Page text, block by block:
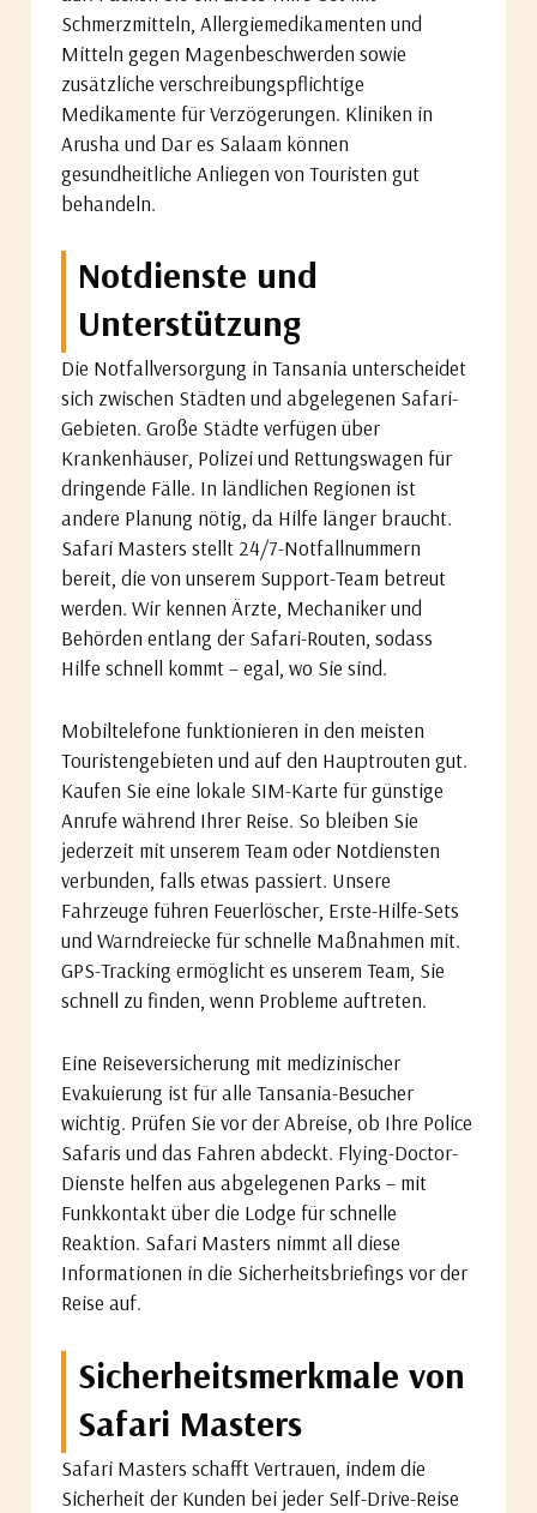
Schmerzmitteln, Allergiemedikamenten und
Mitteln gegen Magenbeschwerden sowie
zusätzliche verschreibungspflichtige
Medikamente für Verzögerungen. Kliniken in
Arusha und Dar es Salaam können
gesundheitliche Anliegen von Touristen gut
behandeln.
Notdienste und
Unterstützung
Die Notfallversorgung in Tansania unterscheidet
sich zwischen Städten und abgelegenen Safari-
Gebieten. Große Städte verfügen über
Krankenhäuser, Polizei und Rettungswagen für
dringende Fälle. In ländlichen Regionen ist
andere Planung nötig, da Hilfe länger braucht.
Safari Masters stellt 24/7-Notfallnummern
bereit, die von unserem Support-Team betreut
werden. Wir kennen Ärzte, Mechaniker und
Behörden entlang der Safari-Routen, sodass
Hilfe schnell kommt – egal, wo Sie sind.
Mobiltelefone funktionieren in den meisten
Touristengebieten und auf den Hauptrouten gut.
Kaufen Sie eine lokale SIM-Karte für günstige
Anrufe während Ihrer Reise. So bleiben Sie
jederzeit mit unserem Team oder Notdiensten
verbunden, falls etwas passiert. Unsere
Fahrzeuge führen Feuerlöscher, Erste-Hilfe-Sets
und Warndreiecke für schnelle Maßnahmen mit.
GPS-Tracking ermöglicht es unserem Team, Sie
schnell zu finden, wenn Probleme auftreten.
Eine Reiseversicherung mit medizinischer
Evakuierung ist für alle Tansania-Besucher
wichtig. Prüfen Sie vor der Abreise, ob Ihre Police
Safaris und das Fahren abdeckt. Flying-Doctor-
Dienste helfen aus abgelegenen Parks – mit
Funkkontakt über die Lodge für schnelle
Reaktion. Safari Masters nimmt all diese
Informationen in die Sicherheitsbriefings vor der
Reise auf.
Sicherheitsmerkmale von
Safari Masters
Safari Masters schafft Vertrauen, indem die
Sicherheit der Kunden bei jeder Self-Drive-Reise